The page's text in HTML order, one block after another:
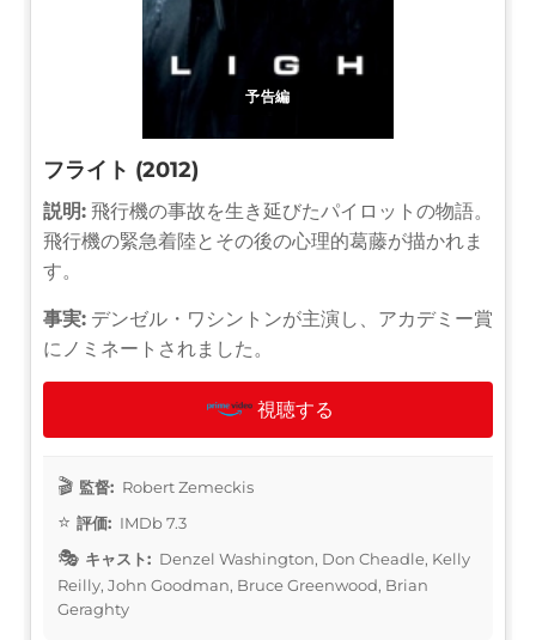
予告編
フライト (2012)
説明: 飛行機の事故を生き延びたパイロットの物語。
飛行機の緊急着陸とその後の心理的葛藤が描かれま
す。
事実: デンゼル・ワシントンが主演し、アカデミー賞
にノミネートされました。
視聴する
監督: Robert Zemeckis
評価: IMDb 7.3
キャスト: Denzel Washington, Don Cheadle, Kelly
Reilly, John Goodman, Bruce Greenwood, Brian
Geraghty